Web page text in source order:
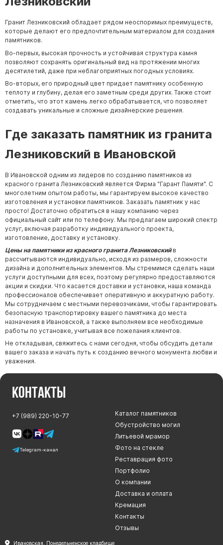
Гранит Лезниковский обладает рядом неоспоримых преимуществ,
которые делают его предпочтительным материалом для создания
памятников.
Во-первых, высокая прочность и устойчивая структура камня
позволяют сохранять оригинальный вид на протяжении многих
десятилетий, даже при неблагоприятных погодных условиях.
Во-вторых, его природный цвет придает памятнику особенную
теплоту и глубину, делая его заметным среди других. Также стоит
отметить, что этот камень легко обрабатывается, что позволяет
создавать уникальные и сложные дизайнерские решения.
Где заказать памятник из гранита
Лезниковский в Ивановской
В Ивановской одним из лидеров по созданию памятников из
красного гранита Лезниковский является Фирма "Гарант Памяти". С
многолетним опытом работы, мы гарантируем высокое качество
изготовления и установки памятников. Заказать памятник у нас
просто! Достаточно обратиться в нашу компанию через
официальный сайт или по телефону. Мы предлагаем широкий спектр
услуг, включая разработку индивидуального проекта,
изготовление, доставку и установку.
Цены на памятники из красного гранита Лезниковскийв
рассчитываются индивидуально, исходя из размеров, сложности
дизайна и дополнительных элементов. Мы стремимся сделать наши
услуги доступными для всех, поэтому регулярно предоставляются
акции и скидки. Что касается доставки и установки, наша команда
профессионалов обеспечивает оперативную и аккуратную работу.
Мы сотрудничаем с местными перевозчиками, чтобы гарантировать
безопасную транспортировку вашего памятника до места
назначения в Ивановской, а также выполняем все необходимые
работы по установке, учитывая все пожелания клиентов.
Не откладывая, свяжитесь с нами сегодня, чтобы обсудить детали
вашего заказа и начать путь к созданию вечного монумента любви и
уважения.
Контакты
+7 (989) 220-10-77
Telegram-канал
Каталог памятников
Обустройство могил
Литьевой мрамор
Фото на стекле
Реставрация фото
Портфолио
О компании
Доставка и оплата
Кремация
Контакты
Отзывы
Ивановская, Понедельненское кладбище